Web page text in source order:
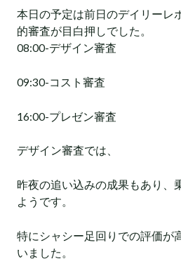
本日の予定は前日のデイリーレ
的審査が目白押しでした。
08:00-デザイン審査
09:30-コスト審査
16:00-プレゼン審査
デザイン審査では、
昨夜の追い込みの成果もあり、
ようです。
特にシャシー足回りでの評価が
いました。